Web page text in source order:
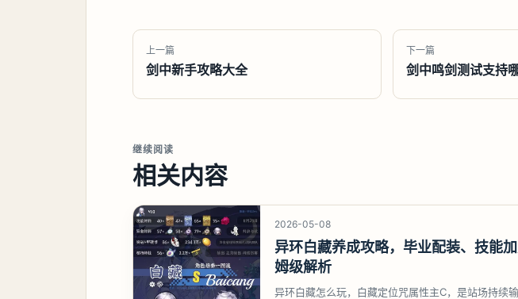
上一篇
剑中新手攻略大全
下一篇
剑中鸣剑测试支持
继续阅读
相关内容
2026-05-08
异环白藏养成攻略，毕业配装、技能
姆级解析
异环白藏怎么玩，白藏定位咒属性主C，是站场持续